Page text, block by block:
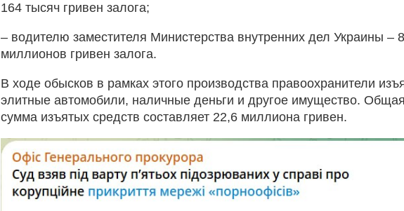
164 тысяч гривен залога;
– водителю заместителя Министерства внутренних дел Украины – 8
миллионов гривен залога.
В ходе обысков в рамках этого производства правоохранители
элитные автомобили, наличные деньги и другое имущество.
сумма изъятых средств составляет 22,6 миллиона гривен.